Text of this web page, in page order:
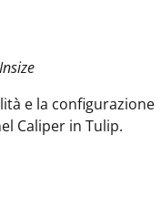
e la configurazione
Caliper in Tulip.